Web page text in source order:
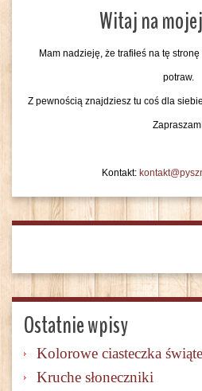
Witaj na
Mam nadzieję, że trafiłeś na tę
potraw.
Z pewnością znajdziesz tu coś dla
Kontakt:
Ostatnie wpisy
Kolorowe ciasteczka
Kruche słoneczniki